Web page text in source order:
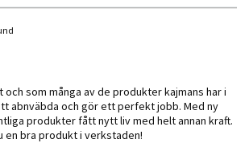
rating
18 Dec 2025
som många av de produkter kajmans har i
abnväbda och gör ett perfekt jobb. Med ny
produkter fått nytt liv med helt annan kraft.
en bra produkt i verkstaden!